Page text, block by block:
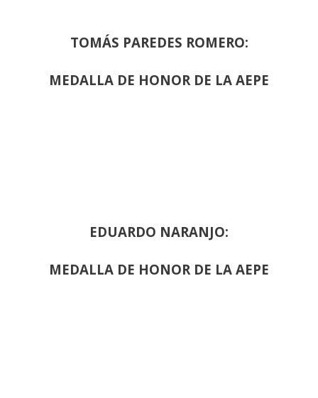
TOMÁS PAREDES ROMERO:
MEDALLA DE HONOR DE LA AEPE
EDUARDO NARANJO:
MEDALLA DE HONOR DE LA AEPE